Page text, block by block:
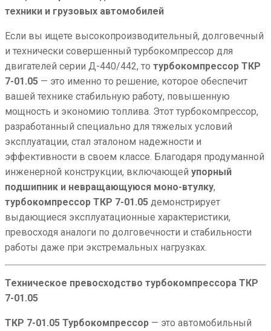
техники и грузовых автомобилей
Если вы ищете высокопроизводительный, долговечный
и технически совершенный турбокомпрессор для
двигателей серии Д-440/442, то турбокомпрессор ТКР
7-01.05 — это именно то решение, которое обеспечит
вашей технике стабильную работу, повышенную
мощность и экономию топлива. Этот турбокомпрессор,
разработанный специально для тяжелых условий
эксплуатации, стал эталоном надежности и
эффективности в своем классе. Благодаря продуманной
инженерной конструкции, включающей упорный
подшипник и невращающуюся моно-втулку,
турбокомпрессор ТКР 7-01.05 демонстрирует
выдающиеся эксплуатационные характеристики,
превосходя аналоги по долговечности и стабильности
работы даже при экстремальных нагрузках.
Техническое превосходство турбокомпрессора ТКР
7-01.05
ТКР 7-01.05 Турбокомпрессор — это автомобильный